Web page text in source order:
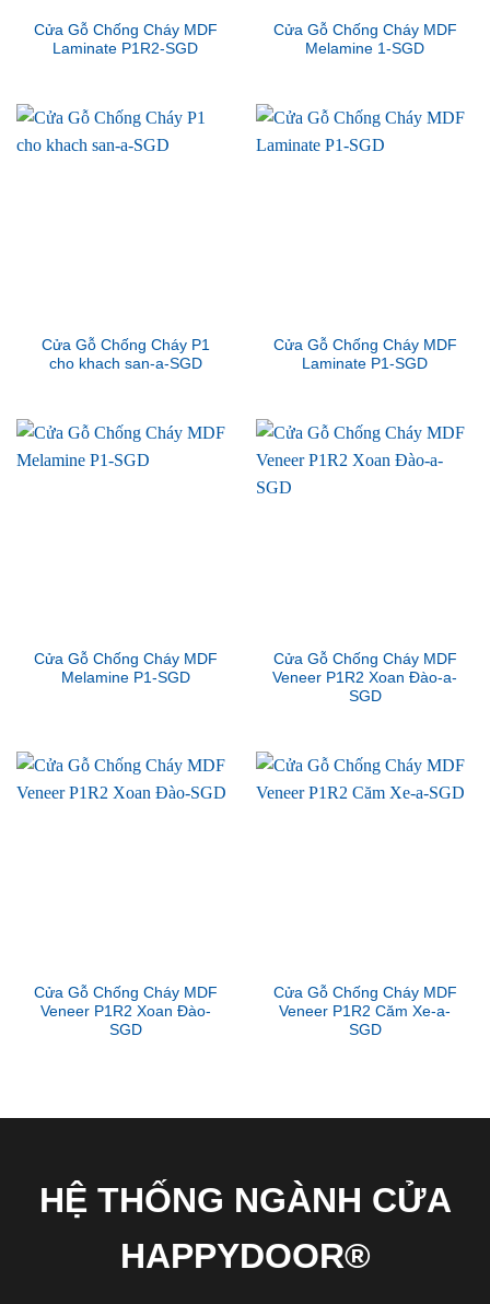
Cửa Gỗ Chống Cháy MDF
Laminate P1R2-SGD
Cửa Gỗ Chống Cháy MDF
Melamine 1-SGD
Cửa Gỗ Chống Cháy P1
cho khach san-a-SGD
Cửa Gỗ Chống Cháy MDF
Laminate P1-SGD
Cửa Gỗ Chống Cháy MDF
Melamine P1-SGD
Cửa Gỗ Chống Cháy MDF
Veneer P1R2 Xoan Đào-a-
SGD
Cửa Gỗ Chống Cháy MDF
Veneer P1R2 Xoan Đào-
SGD
Cửa Gỗ Chống Cháy MDF
Veneer P1R2 Căm Xe-a-
SGD
HỆ THỐNG NGÀNH CỬA
HAPPYDOOR®